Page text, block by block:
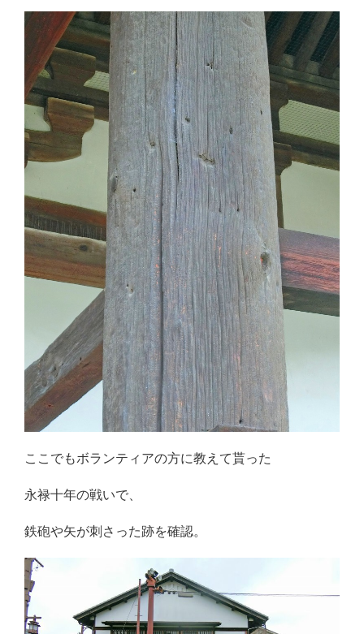
ここでもボランティアの方に教えて貰った
永禄十年の戦いで、
鉄砲や矢が刺さった跡を確認。